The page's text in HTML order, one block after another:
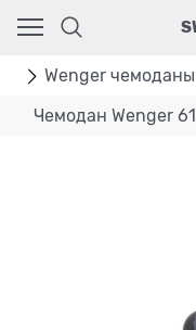
Wenger чемоданы
Чемодан Wenger
Ваш город - Москва,
угадали?
ДА НЕТ